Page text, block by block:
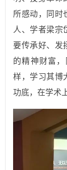
所感动，同时
人、学者梁宗
要传承好、发
的精神财富
样，学习其博
功底，在学术